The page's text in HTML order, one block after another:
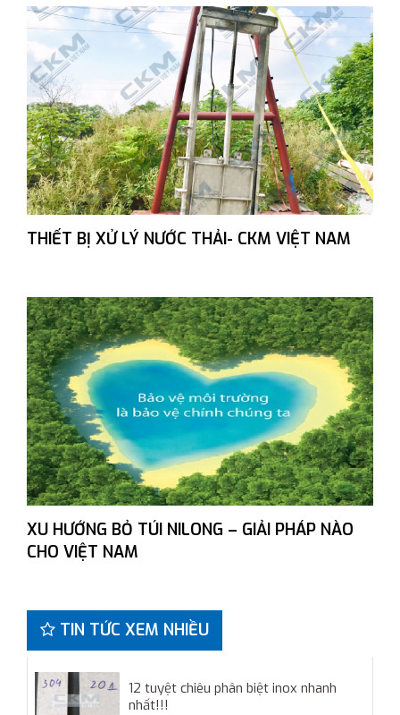
THIẾT BỊ XỬ LÝ NƯỚC THẢI- CKM VIỆT NAM
XU HƯỚNG BỎ TÚI NILONG – GIẢI PHÁP NÀO
CHO VIỆT NAM
TIN TỨC XEM NHIỀU
12 tuyệt chiêu phân biệt inox nhanh
nhất!!!